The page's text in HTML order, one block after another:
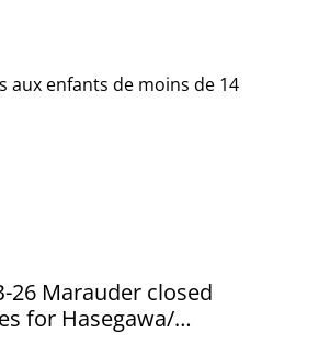
aux enfants de moins de 14
26 Marauder closed
for Hasegawa/